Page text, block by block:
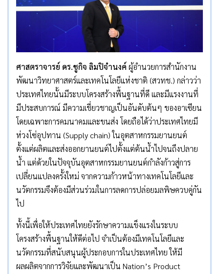
ศาสตราจารย์ ดร.ชูกิจ ลิมปิจำนงค์ ผู้อำนวยการสำนักงาน
พัฒนาวิทยาศาสตร์และเทคโนโลยีแห่งชาติ (สวทช.) กล่าวว่า
ประเทศไทยนั้นมีระบบโครงสร้างพื้นฐานที่ดี และมีแรงงานที่
มีประสบการณ์ มีความเชี่ยวชาญเป็นอันดับต้นๆ ของอาเซียน
โดยเฉพาะการคมนาคมและขนส่ง โดยถือได้ว่าประเทศไทยมี
ห่วงโซ่อุปทาน (Supply chain) ในอุตสาหกรรมยานยนต์
ตั้งแต่ผลิตและส่งออกยานยนต์ไปตั้งแต่ต้นน้ำไปจนถึงปลาย
น้ำ แต่ด้วยในปัจจุบันอุตสาหกรรมยานยนต์กำลังก้าวสู่การ
เปลี่ยนแปลงครั้งใหม่ จากความก้าวหน้าทางเทคโนโลยีและ
นวัตกรรมจึงต้องมีส่วนร่วมในการลดการปล่อยมลพิษควบคู่กัน
ไป
ทั้งนี้เพื่อให้ประเทศไทยยังรักษาความแข็งแรงในระบบ
โครงสร้างพื้นฐานให้ดีต่อไป จำเป็นต้องมีเทคโนโลยีและ
นวัตกรรมที่สนับสนุนผู้ประกอบการในประเทศไทย ให้มี
ผลผลิตจากการวิจัยและพัฒนาเป็น Nation’s Product